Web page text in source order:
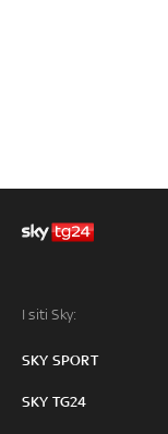
I siti Sky:
SKY SPORT
SKY TG24